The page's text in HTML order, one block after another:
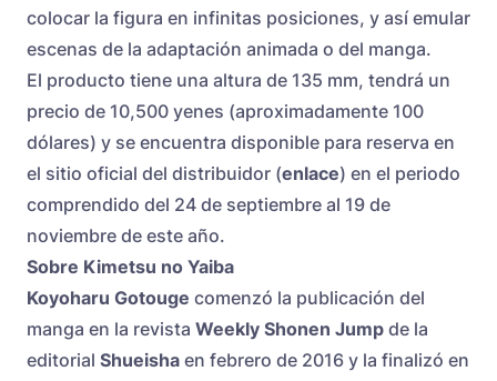
colocar la figura en infinitas posiciones, y así emular
escenas de la adaptación animada o del manga.
El producto tiene una altura de 135 mm, tendrá un
precio de 10,500 yenes (aproximadamente 100
dólares) y se encuentra disponible para reserva en
el sitio oficial del distribuidor (enlace) en el periodo
comprendido del 24 de septiembre al 19 de
noviembre de este año.
Sobre Kimetsu no Yaiba
Koyoharu Gotouge comenzó la publicación del
manga en la revista Weekly Shonen Jump de la
editorial Shueisha en febrero de 2016 y la finalizó en